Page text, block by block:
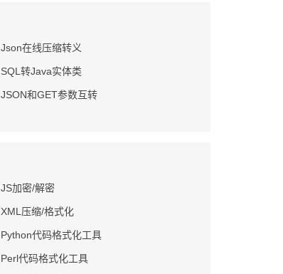
Json在线压缩转义
SQL转Java实体类
JSON和GET参数互转
JS加密/解密
XML压缩/格式化
Python代码格式化工具
Perl代码格式化工具